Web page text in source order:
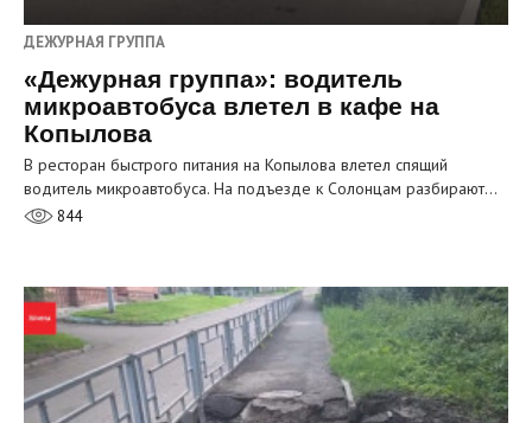
ДЕЖУРНАЯ ГРУППА
«Дежурная группа»: водитель
микроавтобуса влетел в кафе на
Копылова
В ресторан быстрого питания на Копылова влетел спящий
водитель микроавтобуса. На подъезде к Солонцам разбирают…
844